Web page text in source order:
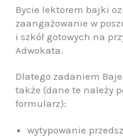
Bycie lektorem bajki
zaangażowanie w
i szkół gotowych na
Adwokata.
Dlatego zadaniem
także (dane te należy
formularz):
wytypowanie